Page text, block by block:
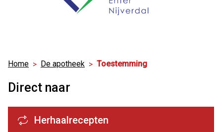
Home De apotheek Toestemming
Direct naar
Herhaalrecepten